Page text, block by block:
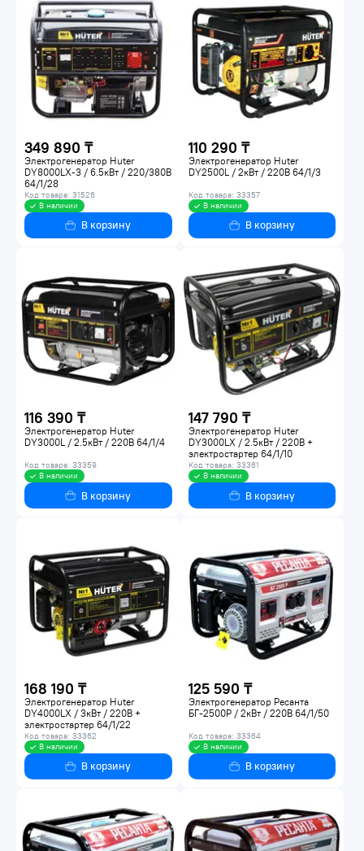
349 890 ₸
Электрогенератор Huter
DY8000LX-3 / 6.5кВт / 220/380В
64/1/28
Код товара: 31526
В наличии
В корзину
110 290 ₸
Электрогенератор Huter
DY2500L / 2кВт / 220В 64/1/3
Код товара: 33357
В наличии
В корзину
116 390 ₸
Электрогенератор Huter
DY3000L / 2.5кВт / 220В 64/1/4
Код товара: 33359
В наличии
В корзину
147 790 ₸
Электрогенератор Huter
DY3000LX / 2.5кВт / 220В +
электростартер 64/1/10
Код товара: 33361
В наличии
В корзину
168 190 ₸
Электрогенератор Huter
DY4000LX / 3кВт / 220В +
электростартер 64/1/22
Код товара: 33362
В наличии
В корзину
125 590 ₸
Электрогенератор Ресанта
БГ-2500Р / 2кВт / 220В 64/1/50
Код товара: 33364
В наличии
В корзину